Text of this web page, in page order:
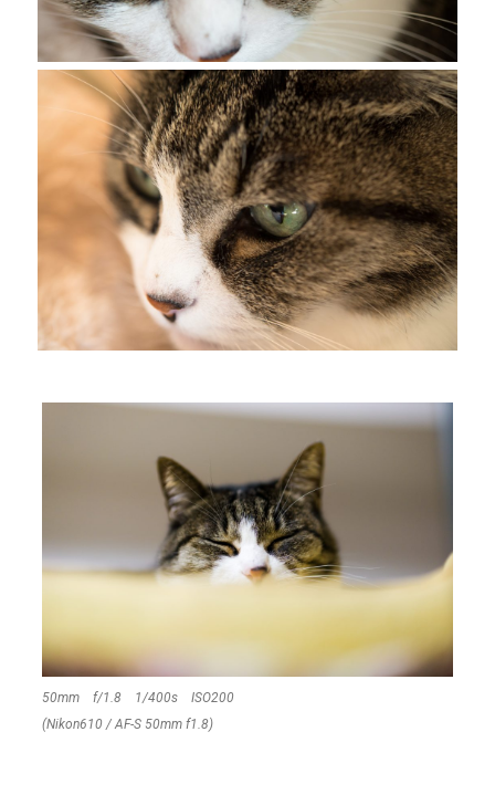
50mm f/1.8 1/400s ISO200
(Nikon610 / AF-S 50mm f1.8)